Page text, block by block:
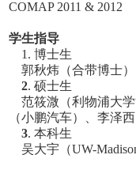
COMAP 2011 & 2012
学生指导
1. 博士生
郭秋炜（合带博士
2. 硕士生
范筱溦（利物浦大
（小鹏汽车）、李泽
3. 本科生
吴大宇（UW-